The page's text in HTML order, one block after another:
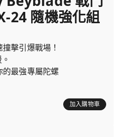
24 隨機強化組
擊引爆戰場！
最強專屬陀螺
加入購物車